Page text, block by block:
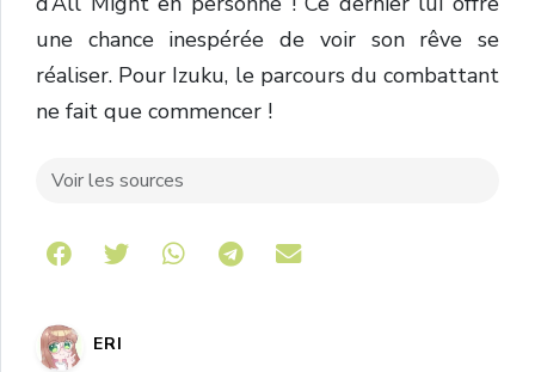
une chance inespérée de voir son rêve se
réaliser. Pour Izuku, le parcours du combattant
ne fait que commencer !
Voir les sources
Share on Telegram
ERI